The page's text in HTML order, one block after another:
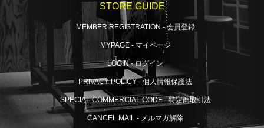
STORE GUIDE
MEMBER REGISTRATION - 会員登録
MYPAGE - マイページ
LOGIN - ログイン
PRIVACY POLICY - 個人情報保護法
SPECIAL COMMERCIAL CODE - 特定商取引法
CANCEL MAIL - メルマガ解除